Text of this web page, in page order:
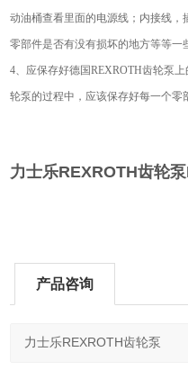
动油桶查看里面的电源线；内接线
零部件是否有没有损坏的地方等等一
4、应保存好德国REXROTH齿轮泵
轮泵的过程中，应该保存好每一个零
力士乐REXROTH齿轮泵
产品咨询